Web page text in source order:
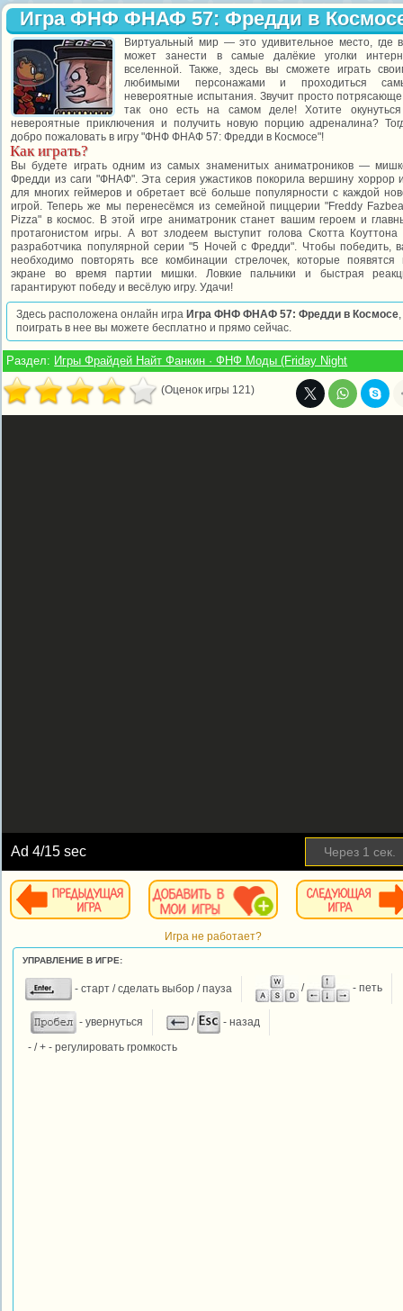
Игра ФНФ ФНАФ 57: Фредди в
Виртуальный мир — это удивительное место, где
может занести в самые далёкие уголки
вселенной. Также, здесь вы сможете играть
любимыми персонажами и проходиться
невероятные испытания. Звучит просто
так оно есть на самом деле! Хотите
невероятные приключения и получить новую порцию адреналина?
добро пожаловать в игру "ФНФ ФНАФ 57: Фредди в Космосе"!
Как играть?
Вы будете играть одним из самых знаменитых аниматроников —
Фредди из саги "ФНАФ". Эта серия ужастиков покорила вершину хоррор
для многих геймеров и обретает всё больше популярности с каждой
игрой. Теперь же мы перенесёмся из семейной пиццерии "Freddy
Pizza" в космос. В этой игре аниматроник станет вашим героем и
протагонистом игры. А вот злодеем выступит голова Скотта
разработчика популярной серии "5 Ночей с Фредди". Чтобы победить,
необходимо повторять все комбинации стрелочек, которые появятся
экране во время партии мишки. Ловкие пальчики и быстрая
гарантируют победу и весёлую игру. Удачи!
Здесь расположена онлайн игра Игра ФНФ ФНАФ 57: Фредди в Космосе,
поиграть в нее вы можете бесплатно и прямо сейчас.
Раздел: Игры Фрайдей Найт Фанкин · ФНФ Моды (Friday Night
(Оценок игры 121)
Ad5/15 sec Пропустить
Игра не работает?
УПРАВЛЕНИЕ В ИГРЕ:
- старт / сделать выбор / пауза / - петь
- увернуться / - назад
- / + - регулировать громкость